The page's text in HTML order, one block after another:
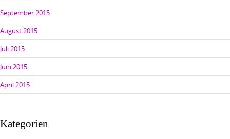
September 2015
August 2015
Juli 2015
Juni 2015
April 2015
Kategorien